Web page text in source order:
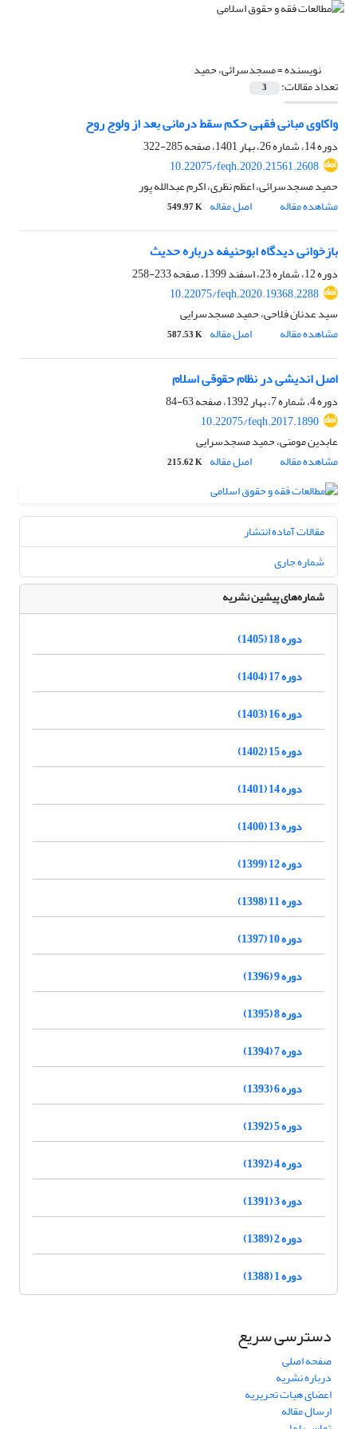
نویسنده =مسجدسرائی، حمید
تعداد مقالات: 3
واکاوی مبانی فقهی حکم سقط درمانی بعد از ولوج روح
دوره 14، شماره 26، بهار 1401، صفحه
285-322
10.22075/feqh.2020.21561.2608
حمید مسجدسرائی، اعظم نظری، اکرم عبدالله پور
مشاهده مقاله
اصل مقاله 549.97 K
بازخوانی دیدگاه ابوحنیفه درباره حدیث
دوره 12، شماره 23، اسفند 1399، صفحه
233-258
10.22075/feqh.2020.19368.2288
سید عدنان فلاحی، حمید مسجدسرایی
مشاهده مقاله
اصل مقاله 587.53 K
اصل اندیشی در نظام حقوقی اسلام
دوره 4، شماره 7، بهار 1392، صفحه
63-84
10.22075/feqh.2017.1890
عابدین مومنی، حمید مسجدسرایی
مشاهده مقاله
اصل مقاله 215.62 K
مقالات آماده انتشار
شماره جاری
شماره‌های پیشین نشریه
دوره 18 (1405)
دوره 17 (1404)
دوره 16 (1403)
دوره 15 (1402)
دوره 14 (1401)
دوره 13 (1400)
دوره 12 (1399)
دوره 11 (1398)
دوره 10 (1397)
دوره 9 (1396)
دوره 8 (1395)
دوره 7 (1394)
دوره 6 (1393)
دوره 5 (1392)
دوره 4 (1392)
دوره 3 (1391)
دوره 2 (1389)
دوره 1 (1388)
دسترسی سریع
صفحه اصلی
درباره نشریه
اعضای هیات تحریریه
ارسال مقاله